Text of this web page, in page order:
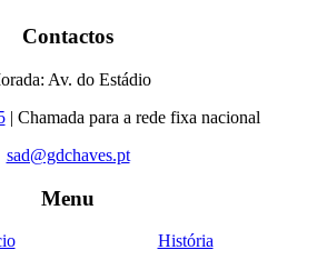
Contactos
Av. do Estádio
| Chamada para a rede fixa nacional
sad@gdchaves.pt
Menu
História